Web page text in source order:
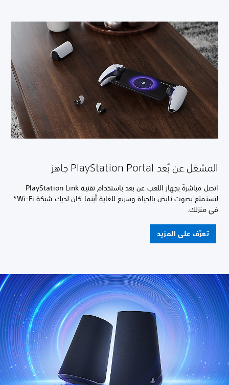
المشغل عن بُعد PlayStation Portal جاهز
اتصل مباشرةً بجهاز اللعب عن بعد باستخدام تقنية PlayStation Link
لتستمتع بصوت نابض بالحياة وسريع للغاية أينما كان لديك شبكة Wi-Fi*
في منزلك.
تعرَّف على المزيد